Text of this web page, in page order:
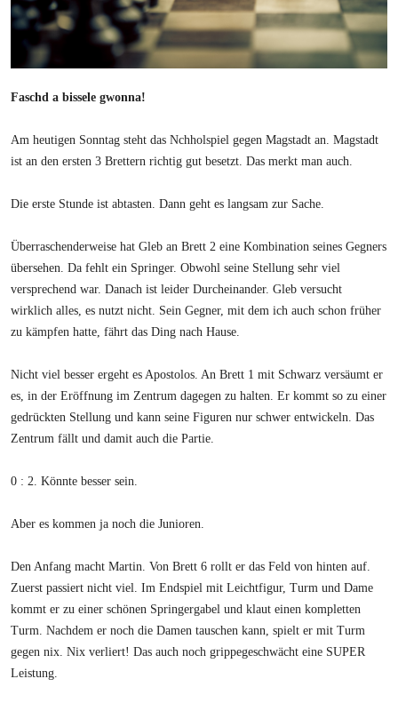
Faschd a bissele gwonna!
Am heutigen Sonntag steht das Nchholspiel gegen Magstadt an. Magstadt
ist an den ersten 3 Brettern richtig gut besetzt. Das merkt man auch.
Die erste Stunde ist abtasten. Dann geht es langsam zur Sache.
Überraschenderweise hat Gleb an Brett 2 eine Kombination seines Gegners
übersehen. Da fehlt ein Springer. Obwohl seine Stellung sehr viel
versprechend war. Danach ist leider Durcheinander. Gleb versucht
wirklich alles, es nutzt nicht. Sein Gegner, mit dem ich auch schon früher
zu kämpfen hatte, fährt das Ding nach Hause.
Nicht viel besser ergeht es Apostolos. An Brett 1 mit Schwarz versäumt er
es, in der Eröffnung im Zentrum dagegen zu halten. Er kommt so zu einer
gedrückten Stellung und kann seine Figuren nur schwer entwickeln. Das
Zentrum fällt und damit auch die Partie.
0 : 2. Könnte besser sein.
Aber es kommen ja noch die Junioren.
Den Anfang macht Martin. Von Brett 6 rollt er das Feld von hinten auf.
Zuerst passiert nicht viel. Im Endspiel mit Leichtfigur, Turm und Dame
kommt er zu einer schönen Springergabel und klaut einen kompletten
Turm. Nachdem er noch die Damen tauschen kann, spielt er mit Turm
gegen nix. Nix verliert! Das auch noch grippegeschwächt eine SUPER
Leistung.